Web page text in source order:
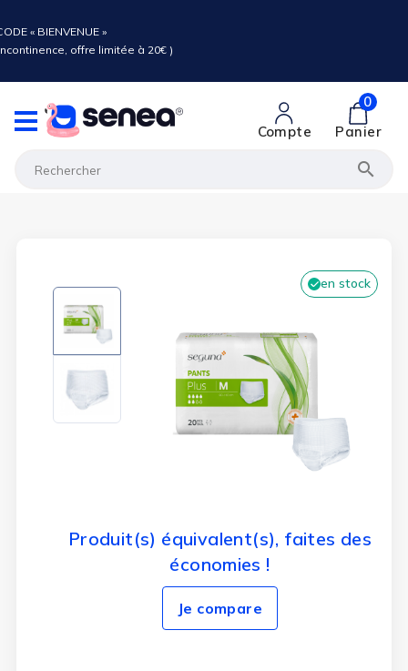
« BIENVENUE »
offre limitée à 20€ )

Compte
0
Panier
Produit(s) équivalent(s), faites des
économies !
Je compare
en stock